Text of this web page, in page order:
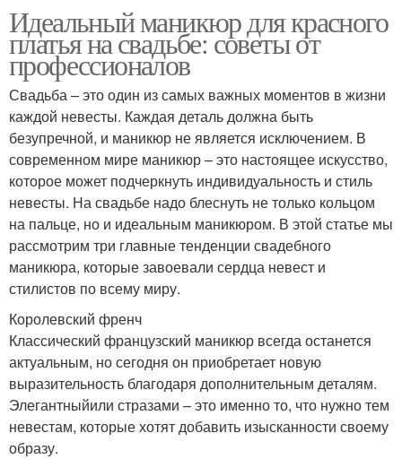
Идеальный маникюр для красного
платья на свадьбе: советы от
профессионалов
Свадьба – это один из самых важных моментов в жизни
каждой невесты. Каждая деталь должна быть
безупречной, и маникюр не является исключением. В
современном мире маникюр – это настоящее искусство,
которое может подчеркнуть индивидуальность и стиль
невесты. На свадьбе надо блеснуть не только кольцом
на пальце, но и идеальным маникюром. В этой статье мы
рассмотрим три главные тенденции свадебного
маникюра, которые завоевали сердца невест и
стилистов по всему миру.
Королевский френч
Классический французский маникюр всегда останется
актуальным, но сегодня он приобретает новую
выразительность благодаря дополнительным деталям.
Элегантныйили стразами – это именно то, что нужно тем
невестам, которые хотят добавить изысканности своему
образу.